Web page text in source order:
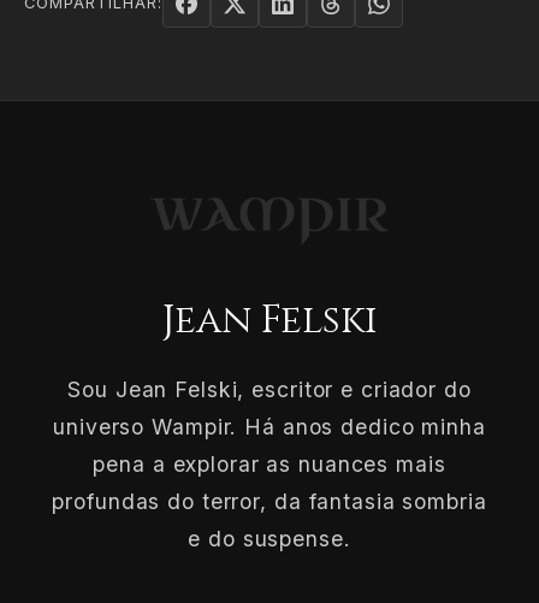
Jean Felski
Sou Jean Felski, escritor e criador do
universo Wampir. Há anos dedico minha
pena a explorar as nuances mais
profundas do terror, da fantasia sombria
e do suspense.